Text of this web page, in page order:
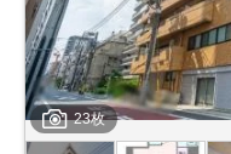
23枚